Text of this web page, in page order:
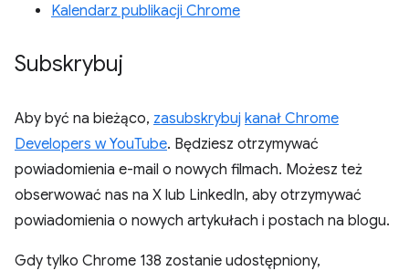
Kalendarz publikacji Chrome
Subskrybuj
Aby być na bieżąco, zasubskrybuj kanał Chrome
Developers w YouTube. Będziesz otrzymywać
powiadomienia e-mail o nowych filmach. Możesz też
obserwować nas na X lub LinkedIn, aby otrzymywać
powiadomienia o nowych artykułach i postach na blogu.
Gdy tylko Chrome 138 zostanie udostępniony,